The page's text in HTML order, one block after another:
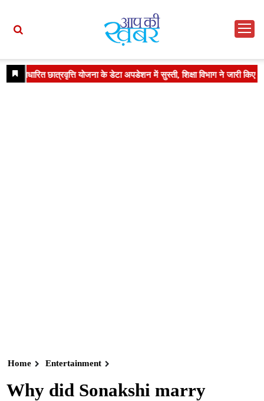
Home Entertainment
Why did Sonakshi marry